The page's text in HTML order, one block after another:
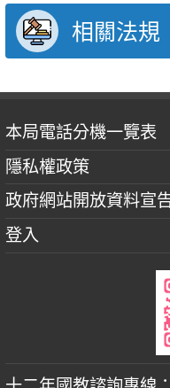
相關法規
本局電話分機一覽表
隱私權政策
政府網站開放資料宣
登入